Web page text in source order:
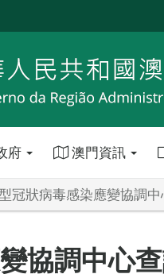
府 澳門資訊
冠狀病毒感染應變協調
協調中心